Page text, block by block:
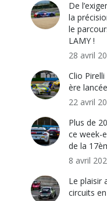
De
la
le
LAMY !
28 avril
Clio
ère
22 avril
Plus de
ce week-
de la
8 avril
Le plaisir
circuits